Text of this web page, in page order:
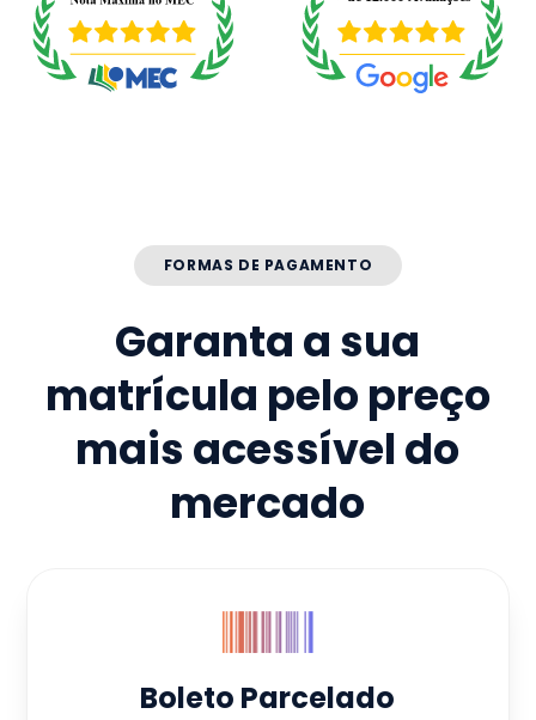
FORMAS DE PAGAMENTO
Garanta a sua
matrícula pelo preço
mais acessível do
mercado
Boleto Parcelado